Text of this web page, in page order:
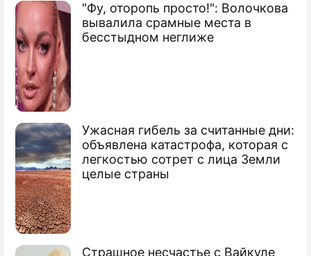
"Фу, оторопь просто!": Волочкова
вывалила срамные места в
бесстыдном неглиже
Ужасная гибель за считанные дни:
объявлена катастрофа, которая с
легкостью сотрет с лица Земли
целые страны
Страшное несчастье с Вайкуле
Фоторепортаж
Яркие будни президента Зеленского